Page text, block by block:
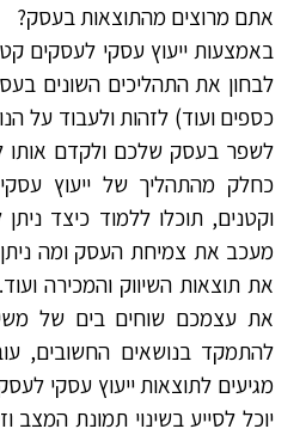
אתם מרוצים מהתוצאות בעסק?
באמצעות ייעוץ עסקי לעסקים
לבחון את התהליכים השונים
כספים ועוד) לזהות ולעבוד על
לשפר בעסק שלכם ולקדם אותו
כחלק מהתהליך של ייעוץ עסקי
וקטנים, תוכלו ללמוד כיצד ניתן
מעכב את צמיחת העסק ומה
את תוצאות השיווק והמכירה
את עצמכם שוחים בים של
להתמקד בנושאים החשובים,
מגיעים לתוצאות ייעוץ עסקי
יוכל לסייע בשינוי תמונת המצב